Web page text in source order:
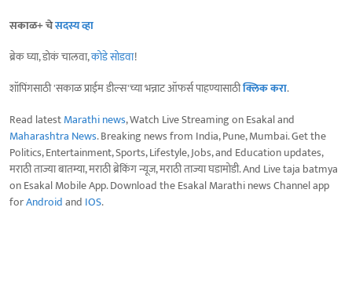
सकाळ+ चेसदस्य व्हा
ब्रेक घ्या, डोकं चालवा,कोडे सोडवा!
शॉपिंगसाठी 'सकाळ प्राईम डील्स'च्या भन्नाट ऑफर्स पाहण्यासाठीक्लिक करा.
Read latestMarathi news, Watch Live Streaming on Esakal and
Maharashtra News. Breaking news from India, Pune, Mumbai. Get the
Politics, Entertainment, Sports, Lifestyle, Jobs, and Education updates,
मराठी ताज्या बातम्या, मराठी ब्रेकिंग न्यूज, मराठी ताज्या घडामोडी. And Live taja batmya
on Esakal Mobile App. Download the Esakal Marathi news Channel app
forAndroidand IOS.